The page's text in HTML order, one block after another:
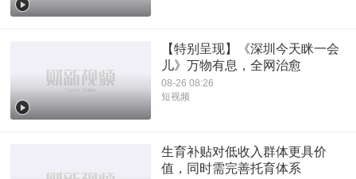
【特别呈现】《深圳今天眯一会
儿》万物有息，全网治愈
08-26 08:26
短视频
生育补贴对低收入群体更具价
值，同时需完善托育体系